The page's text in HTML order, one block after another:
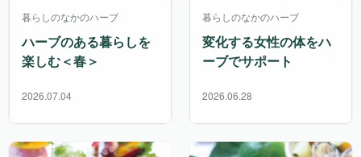
暮らしのなかのハーブ
ハーブのある暮らしを
楽しむ＜春＞
2026.07.04
暮らしのなかのハーブ
変化する女性の体をハ
ーブでサポート
2026.06.28